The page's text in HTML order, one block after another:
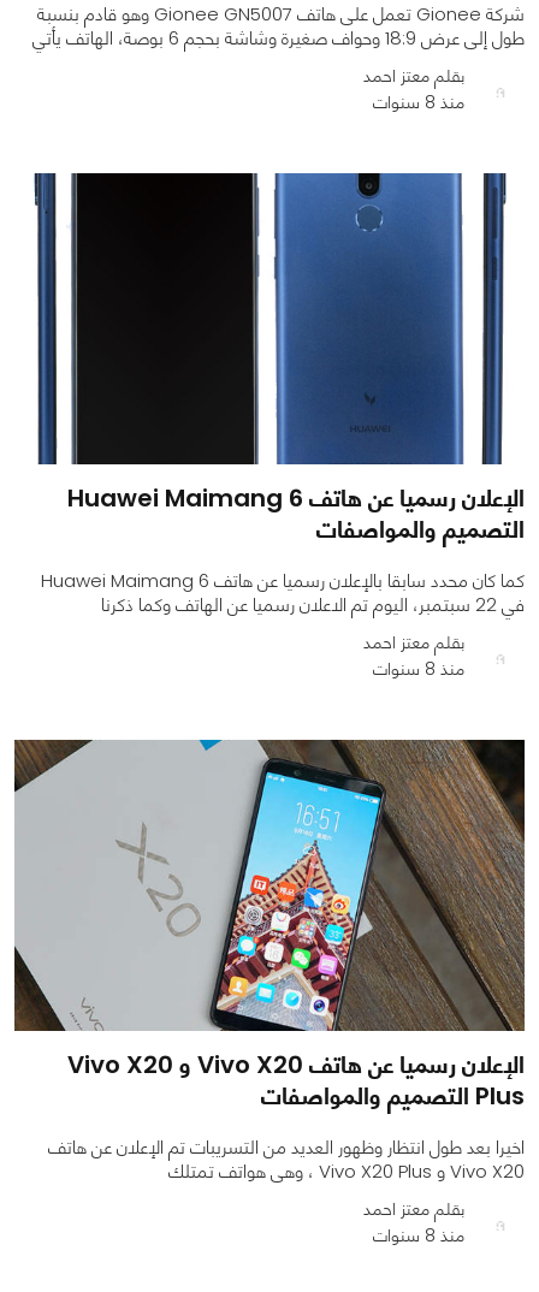
شركة Gionee تعمل على هاتف Gionee GN5007 وهو قادم بنسبة
طول إلى عرض 18:9 وحواف صغيرة وشاشة بحجم 6 بوصة، الهاتف يأتي
بقلم معتز احمد
منذ 8 سنوات
الإعلان رسميا عن هاتف Huawei Maimang 6
التصميم والمواصفات
كما كان محدد سابقا بالإعلان رسميا عن هاتف Huawei Maimang 6
في 22 سبتمبر، اليوم تم الاعلان رسميا عن الهاتف وكما ذكرنا
بقلم معتز احمد
منذ 8 سنوات
الإعلان رسميا عن هاتف Vivo X20 و Vivo X20
Plus التصميم والمواصفات
اخيرا بعد طول انتظار وظهور العديد من التسريبات تم الإعلان عن هاتف
Vivo X20 و Vivo X20 Plus ، وهى هواتف تمتلك
بقلم معتز احمد
منذ 8 سنوات